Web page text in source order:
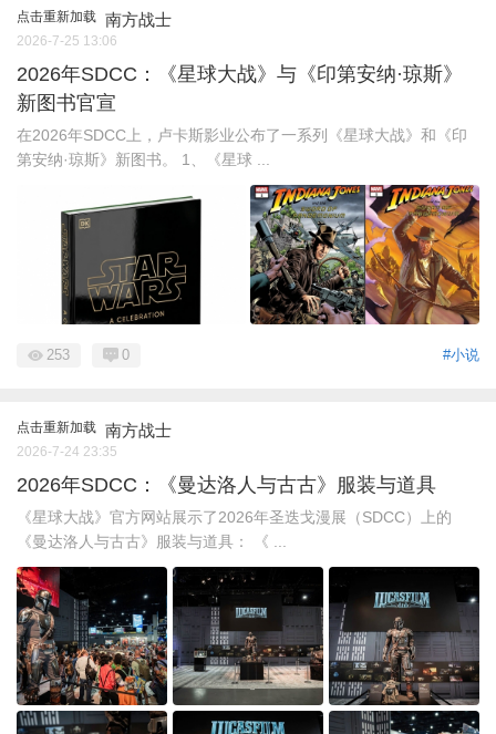
点击重新加载 南方战士
2026-7-25 13:06
2026年SDCC：《星球大战》与《印第安纳·琼斯》
新图书官宣
在2026年SDCC上，卢卡斯影业公布了一系列《星球大战》和《印
第安纳·琼斯》新图书。 1、《星球 ...
#小说
253 0
点击重新加载 南方战士
2026-7-24 23:35
2026年SDCC：《曼达洛人与古古》服装与道具
《星球大战》官方网站展示了2026年圣迭戈漫展（SDCC）上的
《曼达洛人与古古》服装与道具： 《 ...